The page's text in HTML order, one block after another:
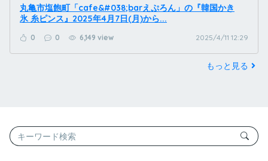
丸亀市塩飽町「cafe&#038;barえぷろん」の『韓国かき
氷 糸ピンス』2025年4月7日(月)から...
0 0 6,149 view 2025/4/11 12:29
もっと見る